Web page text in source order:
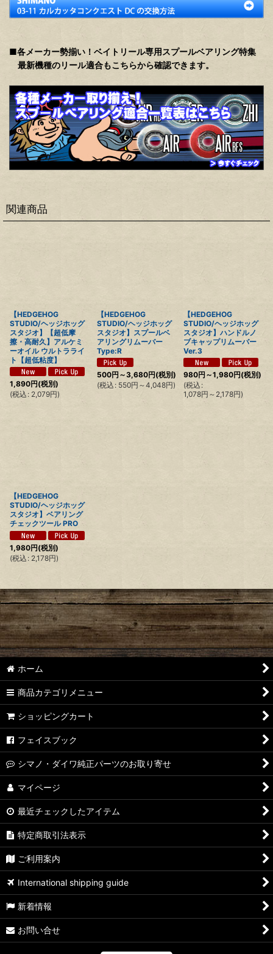
■各メーカー勢揃い！ベイトリール専用スプールベアリング特集
最新機種のリール適合もこちらから確認できます。
関連商品
【HEDGEHOG
STUDIO/ヘッジホッグ
スタジオ】【超低摩
擦・高耐久】アルケミ
ーオイル ウルトラライ
ト【超低粘度】
1,890円(税別)
(税込 : 2,079円)
【HEDGEHOG
STUDIO/ヘッジホッグ
スタジオ】スプールベ
アリングリムーバー
Type:R
500円 ～3,680円(税別)
(税込 : 550円 ～4,048円)
【HEDGEHOG
STUDIO/ヘッジホッグ
スタジオ】ハンドルノ
ブキャップリムーバー
Ver.3
980円 ～1,980円(税別)
(税込 :
1,078円 ～2,178円)
【HEDGEHOG
STUDIO/ヘッジホッグ
スタジオ】ベアリング
チェックツール PRO
1,980円(税別)
(税込 : 2,178円)
ホーム
商品カテゴリメニュー
ショッピングカート
フェイスブック
シマノ・ダイワ純正パーツのお取り寄せ
マイページ
最近チェックしたアイテム
特定商取引法表示
ご利用案内
International shipping guide
新着情報
お問い合せ